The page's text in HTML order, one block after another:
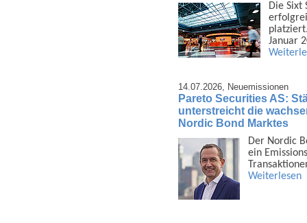
Die Sixt
Januar
14.07.2026, Neuemissionen
Pareto Securities AS:
unterstreicht die
Nordic Bond Marktes
Der Nordic
ein
Weiterlesen